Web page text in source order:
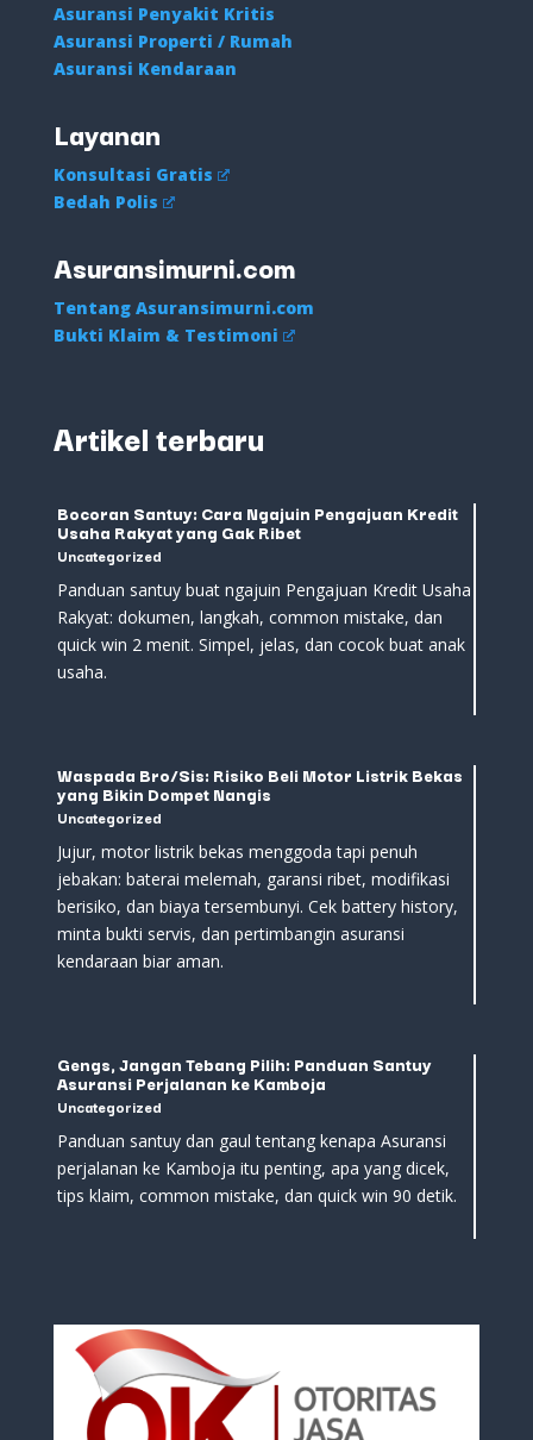
Asuransi Penyakit Kritis
Asuransi Properti / Rumah
Asuransi Kendaraan
Layanan
Konsultasi Gratis
Bedah Polis
Asuransimurni.com
Tentang Asuransimurni.com
Bukti Klaim & Testimoni
Artikel terbaru
Bocoran Santuy: Cara Ngajuin Pengajuan Kredit
Usaha Rakyat yang Gak Ribet
Uncategorized
Panduan santuy buat ngajuin Pengajuan Kredit Usaha
Rakyat: dokumen, langkah, common mistake, dan
quick win 2 menit. Simpel, jelas, dan cocok buat anak
usaha.
Waspada Bro/Sis: Risiko Beli Motor Listrik Bekas
yang Bikin Dompet Nangis
Uncategorized
Jujur, motor listrik bekas menggoda tapi penuh
jebakan: baterai melemah, garansi ribet, modifikasi
berisiko, dan biaya tersembunyi. Cek battery history,
minta bukti servis, dan pertimbangin asuransi
kendaraan biar aman.
Gengs, Jangan Tebang Pilih: Panduan Santuy
Asuransi Perjalanan ke Kamboja
Uncategorized
Panduan santuy dan gaul tentang kenapa Asuransi
perjalanan ke Kamboja itu penting, apa yang dicek,
tips klaim, common mistake, dan quick win 90 detik.